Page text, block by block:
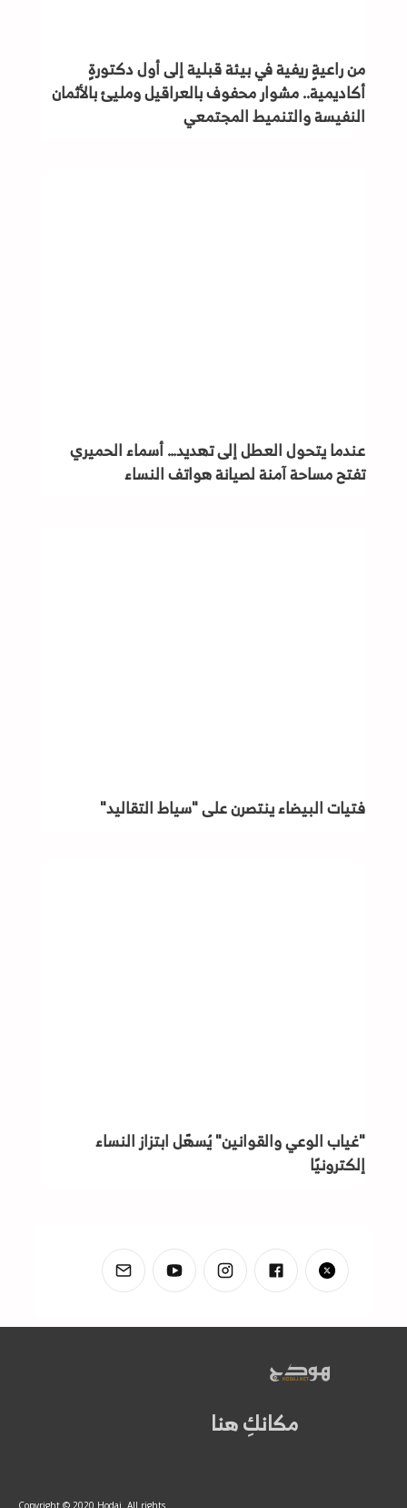
من راعيةٍ ريفية في بيئة قبلية إلى أول دكتورةٍ
أكاديمية.. مشوار محفوف بالعراقيل ومليئ بالأثمان
النفيسة والتنميط المجتمعي
عندما يتحول العطل إلى تهديد… أسماء الحميري
تفتح مساحة آمنة لصيانة هواتف النساء
فتيات البيضاء ينتصرن على "سياط التقاليد"
"غياب الوعي والقوانين" يُسهّل ابتزاز النساء
إلكترونيًا
مكانكِ هنا